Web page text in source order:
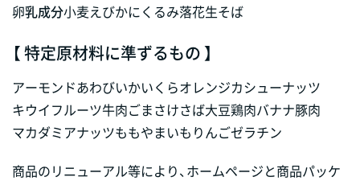
卵乳成分小麦えびかにくるみ落花生そば
【 特定原材料に準ずるもの 】
アーモンドあわびいかいくらオレンジカシューナッツ
キウイフルーツ牛肉ごまさけさば大豆鶏肉バナナ豚肉
マカダミアナッツももやまいも りんごゼラチン
商品のリニューアル等により、ホームページと商品パッケ